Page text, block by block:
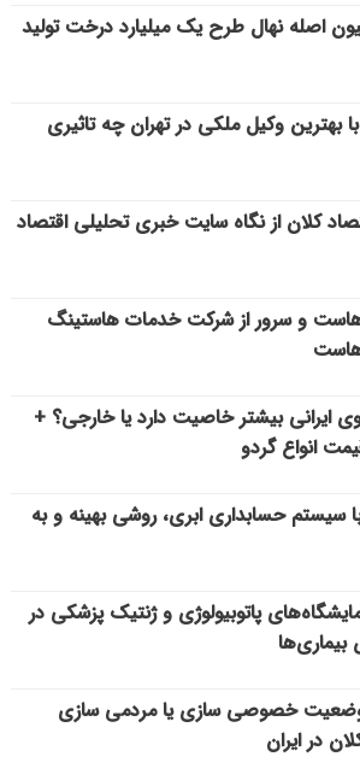
اصله نهال طرح یک میلیارد درخت تولید
بهترین وکیل ملکی در تهران چه تاثیری
کلان از نگاه سایت خبری تحلیلی اقتصاد
و سرور از شرکت خدمات هاستینگ
ایرانی بیشتر خاصیت دارد یا خارجی؟ +
انواع گردو
سیستم حسابداری ابری، روشی بهینه و به
پاتوبیولوژی و ژنتیک پزشکی در
خصوصی سازی یا مردمی سازی
در ایران